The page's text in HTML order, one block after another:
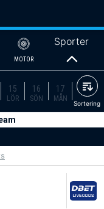
MOTOR
FOTBOLL BADMINTON
Sporter
15
LÖR
16
SÖN
17
MÅN
18
TIS
Sortering